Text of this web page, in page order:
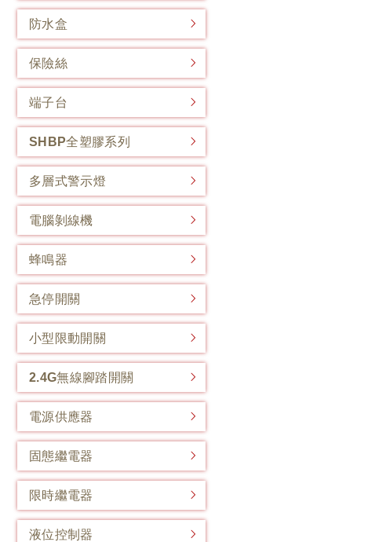
防水盒
保險絲
端子台
SHBP全塑膠系列
多層式警示燈
電腦剝線機
蜂鳴器
急停開關
小型限動開關
2.4G無線腳踏開關
電源供應器
固態繼電器
限時繼電器
液位控制器